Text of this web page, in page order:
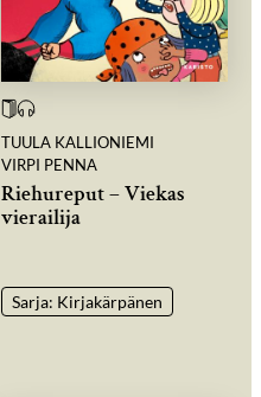
TUULA KALLIONIEMI
VIRPI PENNA
Riehureput – Viekas
vierailija
Sarja: Kirjakärpänen